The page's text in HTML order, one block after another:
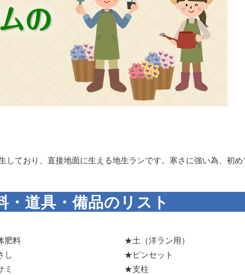
しており、直接地面に生える地生ランです。寒さに強い為、初
・道具・備品のリスト
肥料
し
★土（洋ラン用）
★ピンセット
★支柱